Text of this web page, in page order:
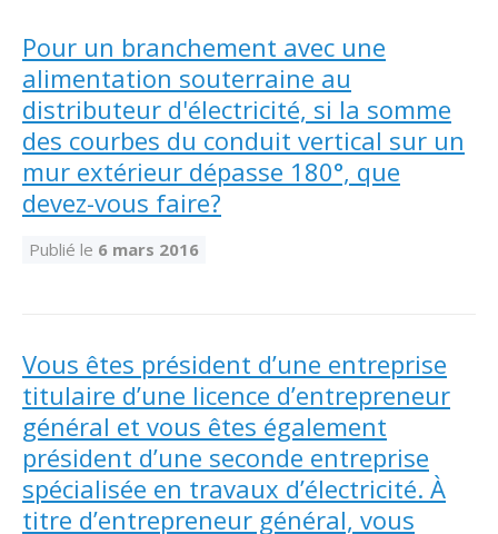
Travaux bénévoles d'électricité
Inondations
Sinistre
Lois et règlements
Publications
Partenariats
Avantages et privilèges pour les membres
d'investissement CORMEL | SÉCURE
Dispensateurs de formations
Demande de validation d’un dispensateur
Demande de reconnaissance d’une formation
Pour un branchement avec une
alimentation souterraine au
distributeur d'électricité, si la somme
des courbes du conduit vertical sur un
mur extérieur dépasse 180°, que
devez-vous faire?
Publié le 6 mars 2016
Vous êtes président d’une entreprise
titulaire d’une licence d’entrepreneur
général et vous êtes également
président d’une seconde entreprise
spécialisée en travaux d’électricité. À
titre d’entrepreneur général, vous